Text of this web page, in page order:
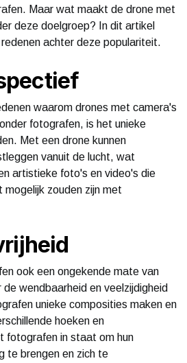
Maar wat maakt de drone met
deze doelgroep? In dit artikel
achter deze populariteit.
waarom drones met camera's
fotografen, is het unieke
Met een drone kunnen
vanuit de lucht, wat
artistieke foto's en video's die
mogelijk zouden zijn met
ook een ongekende mate van
wendbaarheid en veelzijdigheid
unieke composities maken en
hoeken en
fotografen in staat om hun
te brengen en zich te